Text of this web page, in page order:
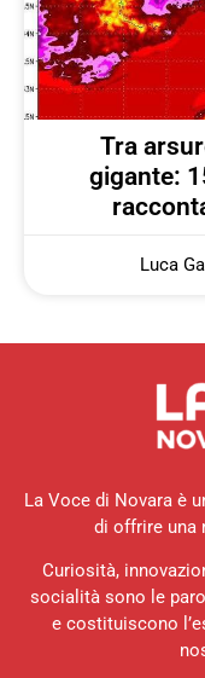
Tra
gigante:
Luca
La Voce di Novara è
di offrire una
Curiosità,
socialità sono le
e costituiscono